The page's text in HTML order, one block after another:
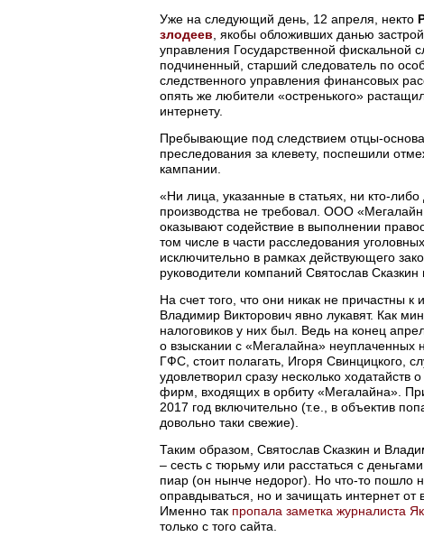
Уже на следующий день, 12 апреля, некто
злодеев , якобы обложивших данью
управления Государственной фискальной
подчиненный, старший следователь по
следственного управления финансовых
опять же любители «остренького»
интернету.
Пребывающие под следствием отцы-
преследования за клевету, поспешили
кампании.
«Ни лица, указанные в статьях, ни кто-
производства не требовал. ООО
оказывают содействие в выполнении
том числе в части расследования
исключительно в рамках действующего
руководители компаний Святослав
На счет того, что они никак не причастны
Владимир Викторович явно лукавят. Как
налоговиков у них был. Ведь на конец
о взыскании с «Мегалайна» неуплаченных
ГФС, стоит полагать, Игоря Свинцицкого,
удовлетворил сразу несколько
фирм, входящих в орбиту «Мегалайна».
2017 год включительно (т.е., в объектив
довольно таки свежие).
Таким образом, Святослав Сказкин и
– сесть с тюрьму или расстаться с
пиар (он нынче недорог). Но что-то пошло
оправдываться, но и зачищать интернет
Именно так пропала заметка журналиста
только с того сайта.